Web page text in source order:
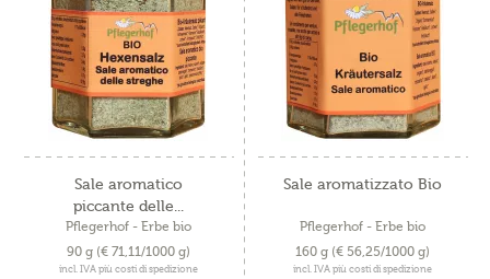
Sale aromatico
piccante delle...
Pflegerhof - Erbe bio
90 g (€ 71,11/1000 g)
incl. IVA più costi di spedizione
Sale aromatizzato Bio
Pflegerhof - Erbe bio
160 g (€ 56,25/1000 g)
incl. IVA più costi di spedizione